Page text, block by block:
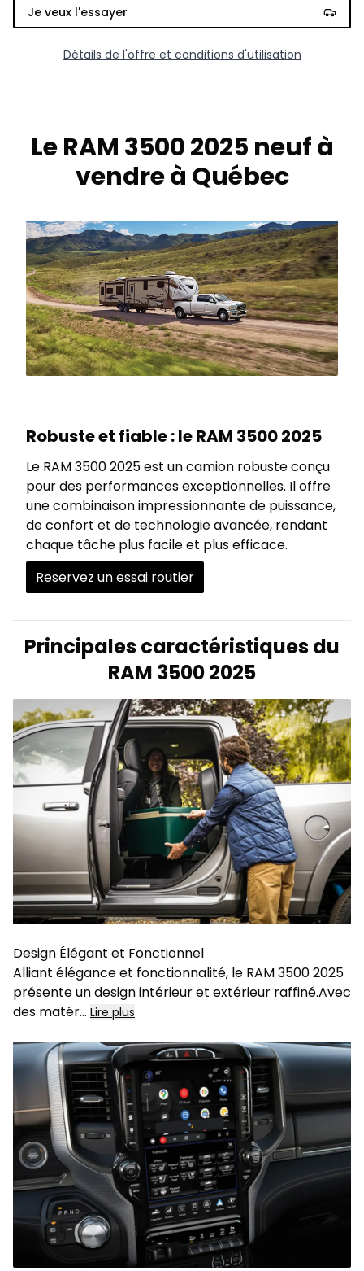
Je veux l'essayer
Détails de l'offre et conditions d'utilisation
Le RAM 3500 2025 neuf à
vendre à Québec
Robuste et fiable : le RAM 3500 2025
Le RAM 3500 2025 est un camion robuste conçu
pour des performances exceptionnelles. Il offre
une combinaison impressionnante de puissance,
de confort et de technologie avancée, rendant
chaque tâche plus facile et plus efficace.
Reservez un essai routier
Principales caractéristiques du
RAM 3500 2025
Design Élégant et Fonctionnel
Alliant élégance et fonctionnalité, le RAM 3500 2025
présente un design intérieur et extérieur raffiné.Avec
des matér... Lire plus